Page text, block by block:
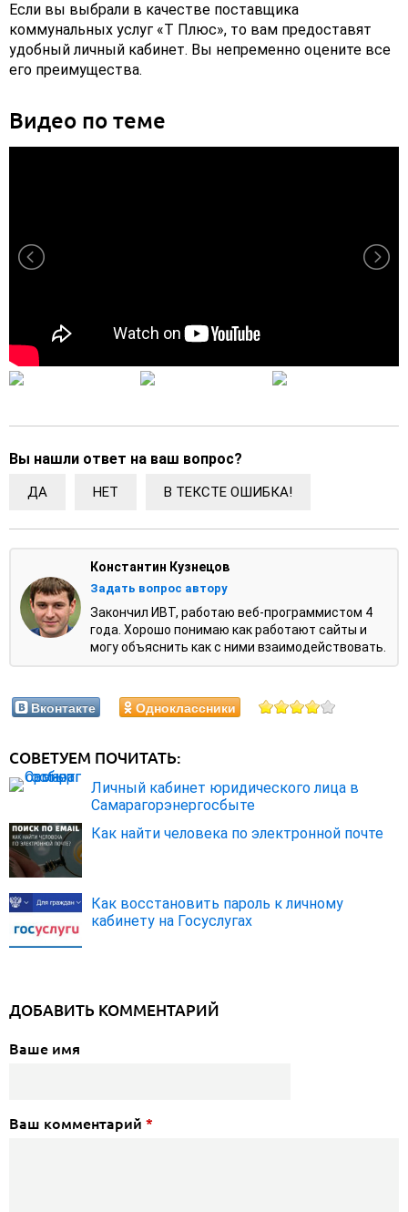
Если вы выбрали в качестве поставщика
коммунальных услуг «Т Плюс», то вам предоставят
удобный личный кабинет. Вы непременно оцените все
его преимущества.
Видео по теме
Вы нашли ответ на ваш вопрос?
ДА НЕТ В ТЕКСТЕ ОШИБКА!
Константин Кузнецов
Задать вопрос автору
Закончил ИВТ, работаю веб-программистом 4
года. Хорошо понимаю как работают сайты и
могу объяснить как с ними взаимодействовать.
Вконтакте Одноклассники
СОВЕТУЕМ ПОЧИТАТЬ:
Личный кабинет юридического лица в
Самарагорэнергосбыте
Как найти человека по электронной почте
Как восстановить пароль к личному
кабинету на Госуслугах
ДОБАВИТЬ КОММЕНТАРИЙ
Ваше имя
Ваш комментарий *